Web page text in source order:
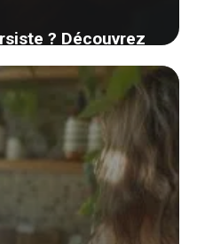
? Découvrez
surprenant et
à bout